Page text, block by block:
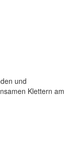
und
Klettern am